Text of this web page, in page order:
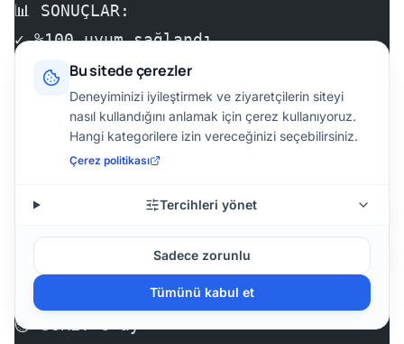
📊 SONUÇLAR:
✓ %100 uyum sağlandı
✓ Veri ihlali riski %90 azaldı
✓ Müşteri güveni arttı
✓ Yasal risk ortadan kalktı
💰 YATIRIM: 70.000 TL
Vaka 2: İnşaat Firması - Rüşvet Önleme
🏢 ŞİRKET: Büyük inşaat müteahhitliği
👥 ÇALIŞAN: 500 kişi (ofis + şantiye)
⏱️ SÜRE: 6 ay
Bu sitede çerezler
Deneyiminizi iyileştirmek ve ziyaretçilerin siteyi
nasıl kullandığını anlamak için çerez kullanıyoruz.
Hangi kategorilere izin vereceğinizi seçebilirsiniz.
Çerez politikası
Tercihleri yönet
Sadece zorunlu
Tümünü kabul et